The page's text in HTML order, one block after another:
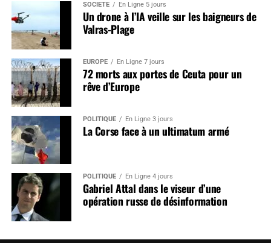
SOCIÉTÉ En Ligne 5 jours
Un drone à l’IA veille sur les baigneurs de
Valras-Plage
EUROPE En Ligne 7 jours
72 morts aux portes de Ceuta pour un
rêve d’Europe
POLITIQUE En Ligne 3 jours
La Corse face à un ultimatum armé
POLITIQUE En Ligne 4 jours
Gabriel Attal dans le viseur d’une
opération russe de désinformation